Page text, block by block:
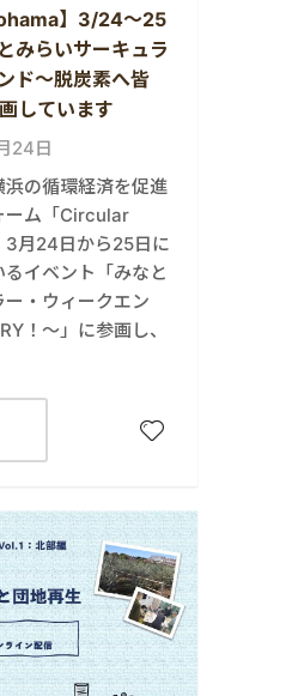
】3/24～25
みらいサーキュラ
ド〜脱炭素へ皆
しています
24日
の循環経済を促進
ーム「Circular
月24日から25日に
イベント「みなと
・ウィークエン
！〜」に参画し、